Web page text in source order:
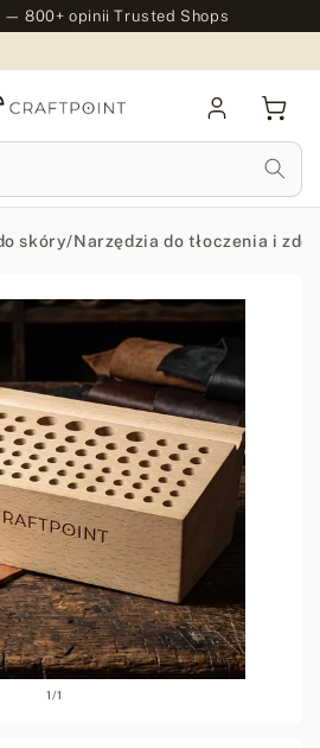
opinii Trusted Shops
się
skóry/Narzędzia do tłoczenia i
1/z1